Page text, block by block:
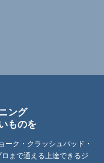
ング
ものを
ーク・クラッシュパッド・
まで通える上達できるジ